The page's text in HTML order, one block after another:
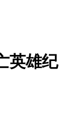
英雄纪